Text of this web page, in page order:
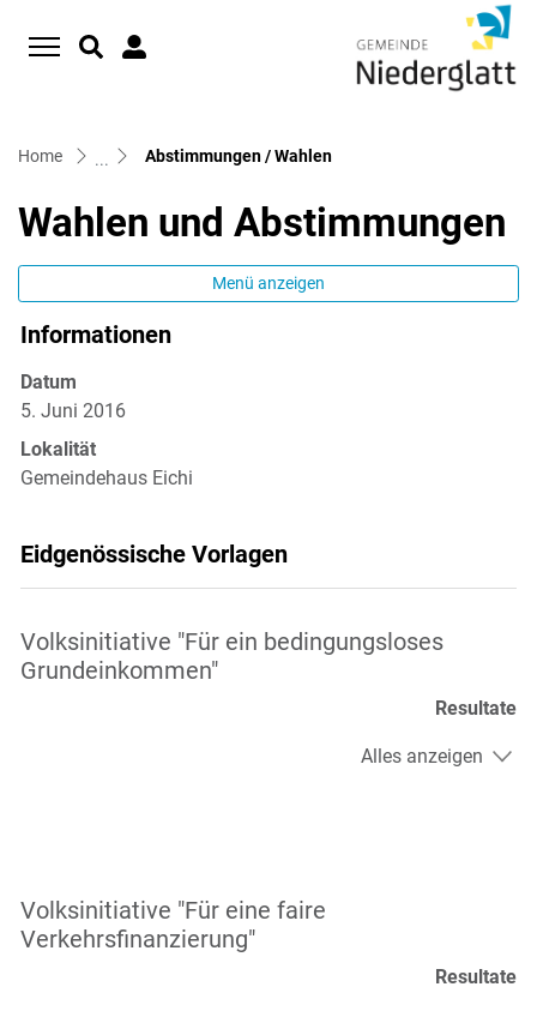
Home Abstimmungen / Wahlen(ausgewählt)
Wahlen und Abstimmungen
Menü anzeigen
Informationen
Datum
5. Juni 2016
Lokalität
Gemeindehaus Eichi
Eidgenössische Vorlagen
Volksinitiative "Für ein bedingungsloses
Grundeinkommen"
Resultate
Alles anzeigen
Volksinitiative "Für eine faire
Verkehrsfinanzierung"
Resultate